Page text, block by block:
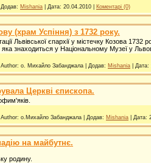
Додав: Mishania Дата: 20.04.2010 Коментарі (0)
(храм Успіння) з 1732 року.
Львівської єпархії у містечку Козова
яка знаходиться у Національному Музеї у
Author: о. Михайло Забанджала Додав: Mishania Дата:
Церквi єпископа.
Author: о.Михайло Забанджала Додав: Mishania Дата:
на майбутнє.
родину.